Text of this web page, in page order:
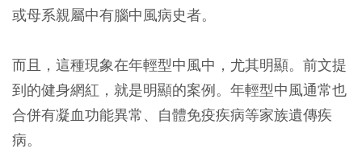
或母系親屬中有腦中風病史者。
而且，這種現象在年輕型中風中，尤其明顯。前文提
到的健身網紅，就是明顯的案例。年輕型中風通常也
合併有凝血功能異常、自體免疫疾病等家族遺傳疾
病。